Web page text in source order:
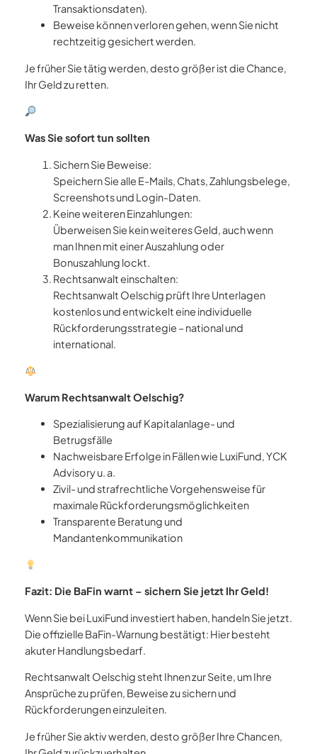
Transaktionsdaten).
Beweise können verloren gehen, wenn Sie nicht
rechtzeitig gesichert werden.
Je früher Sie tätig werden, desto größer ist die Chance,
Ihr Geld zu retten.
Was Sie sofort tun sollten
Sichern Sie Beweise:
Speichern Sie alle E-Mails, Chats, Zahlungsbelege,
Screenshots und Login-Daten.
Keine weiteren Einzahlungen:
Überweisen Sie kein weiteres Geld, auch wenn
man Ihnen mit einer Auszahlung oder
Bonuszahlung lockt.
Rechtsanwalt einschalten:
Rechtsanwalt Oelschig prüft Ihre Unterlagen
kostenlos und entwickelt eine individuelle
Rückforderungsstrategie – national und
international.
Warum Rechtsanwalt Oelschig?
Spezialisierung auf Kapitalanlage- und
Betrugsfälle
Nachweisbare Erfolge in Fällen wie LuxiFund, YCK
Advisory u. a.
Zivil- und strafrechtliche Vorgehensweise für
maximale Rückforderungsmöglichkeiten
Transparente Beratung und
Mandantenkommunikation
Fazit: Die BaFin warnt – sichern Sie jetzt Ihr Geld!
Wenn Sie bei LuxiFund investiert haben, handeln Sie jetzt.
Die offizielle BaFin-Warnung bestätigt: Hier besteht
akuter Handlungsbedarf.
Rechtsanwalt Oelschig steht Ihnen zur Seite, um Ihre
Ansprüche zu prüfen, Beweise zu sichern und
Rückforderungen einzuleiten.
Je früher Sie aktiv werden, desto größer Ihre Chancen,